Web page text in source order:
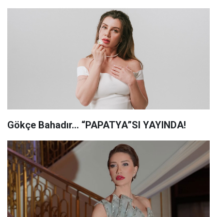
Gökçe Bahadır... “PAPATYA”SI YAYINDA!